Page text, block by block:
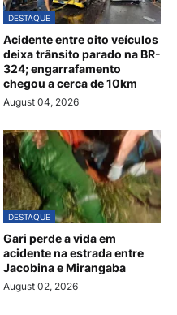
DESTAQUE
Acidente entre oito veículos
deixa trânsito parado na BR-
324; engarrafamento
chegou a cerca de 10km
August 04, 2026
DESTAQUE
Gari perde a vida em
acidente na estrada entre
Jacobina e Mirangaba
August 02, 2026